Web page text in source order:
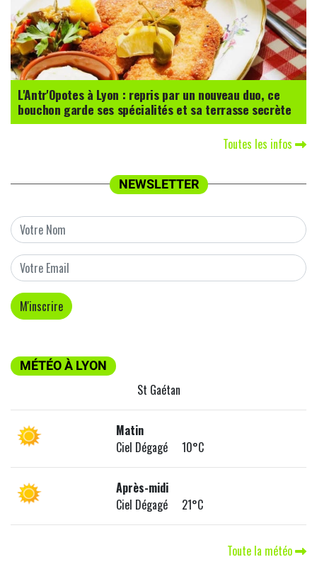
L'Antr'Opotes à Lyon : repris par un nouveau duo, ce
bouchon garde ses spécialités et sa terrasse secrète
Toutes les infos
NEWSLETTER
MÉTÉO À LYON
St Gaétan
Matin
Ciel Dégagé 10°C
Après-midi
Ciel Dégagé 21°C
Toute la météo